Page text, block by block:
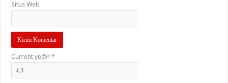
Situs Web
Current ye@r*